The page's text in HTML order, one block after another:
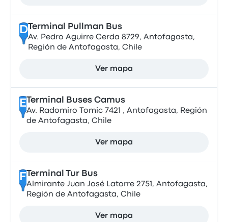
DTerminal Pullman Bus
Av. Pedro Aguirre Cerda 8729, Antofagasta,
Región de Antofagasta, Chile
Ver mapa
E Terminal Buses Camus
Av. Radomiro Tomic 7421 , Antofagasta, Región
de Antofagasta, Chile
Ver mapa
F Terminal Tur Bus
Almirante Juan José Latorre 2751, Antofagasta,
Región de Antofagasta, Chile
Ver mapa